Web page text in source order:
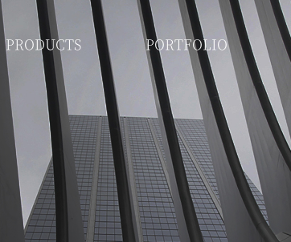
PRODUCTS PORTFOLIO